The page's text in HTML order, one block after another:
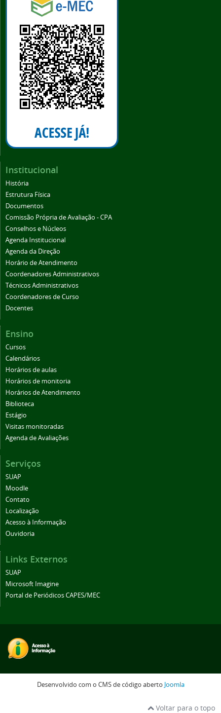
Institucional
História
Estrutura Física
Documentos
Comissão Própria de Avaliação - CPA
Conselhos e Núcleos
Agenda Institucional
Agenda da Direção
Horário de Atendimento
Coordenadores Administrativos
Técnicos Administrativos
Coordenadores de Curso
Docentes
Ensino
Cursos
Calendários
Horários de aulas
Horários de monitoria
Horários de Atendimento
Biblioteca
Estágio
Visitas monitoradas
Agenda de Avaliações
Serviços
SUAP
Moodle
Contato
Localização
Acesso à Informação
Ouvidoria
Links Externos
SUAP
Microsoft Imagine
Portal de Periódicos CAPES/MEC
Desenvolvido com o CMS de código aberto Joomla
Voltar para o topo